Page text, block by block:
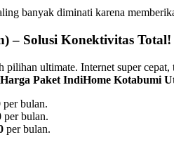
banyak diminati karena
– Solusi Konektivitas Total!
ultimate. Internet super
Harga Paket IndiHome Kotabumi
per bulan.
per bulan.
per bulan.